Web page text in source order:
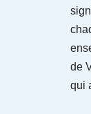
de
qui